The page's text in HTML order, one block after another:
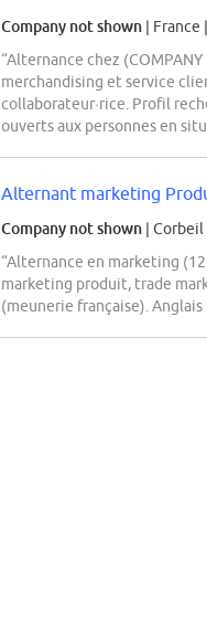
Company not shown | France |
“Alternance chez
merchandising et service
collaborateur·rice. Profil
ouverts aux personnes en
Alternant marketing
Company not shown | Corbeil
“Alternance en marketing
marketing produit, trade
(meunerie française).